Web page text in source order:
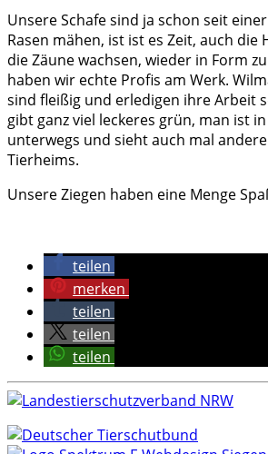
Unsere Schafe sind ja schon seit
Rasen mähen, ist ist es Zeit, auch die
die Zäune wachsen, wieder in Form
haben wir echte Profis am Werk.
sind fleißig und erledigen ihre Arbeit
gibt ganz viel leckeres grün, man ist
unterwegs und sieht auch mal andere
Tierheims.
Unsere Ziegen haben eine Menge
teilen
merken
teilen
teilen
teilen